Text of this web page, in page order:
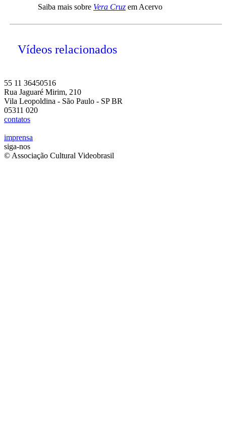
Saiba mais sobre Vera Cruz em Acervo
Vídeos relacionados
55 11 36450516
Rua Jaguaré Mirim, 210
Vila Leopoldina - São Paulo - SP BR
05311 020
contatos
imprensa
siga-nos
© Associação Cultural Videobrasil